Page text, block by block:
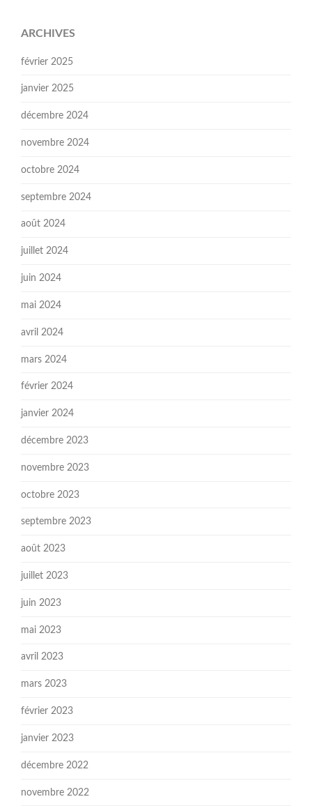
ARCHIVES
février 2025
janvier 2025
décembre 2024
novembre 2024
octobre 2024
septembre 2024
août 2024
juillet 2024
juin 2024
mai 2024
avril 2024
mars 2024
février 2024
janvier 2024
décembre 2023
novembre 2023
octobre 2023
septembre 2023
août 2023
juillet 2023
juin 2023
mai 2023
avril 2023
mars 2023
février 2023
janvier 2023
décembre 2022
novembre 2022